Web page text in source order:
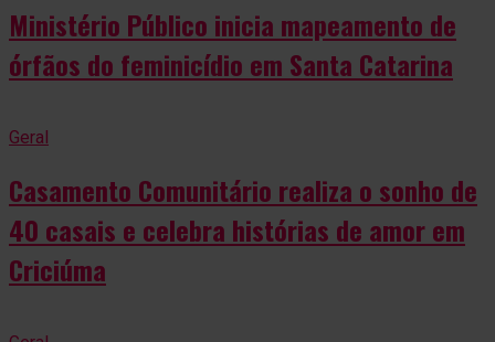
Ministério Público inicia mapeamento de
órfãos do feminicídio em Santa Catarina
Geral
Casamento Comunitário realiza o sonho de
40 casais e celebra histórias de amor em
Criciúma